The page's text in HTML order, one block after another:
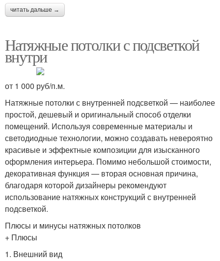
читать дальше →
Натяжные потолки с подсветкой
внутри
от 1 000 руб/п.м.
Натяжные потолки с внутренней подсветкой — наиболее
простой, дешевый и оригинальный способ отделки
помещений. Используя современные материалы и
светодиодные технологии, можно создавать невероятно
красивые и эффектные композиции для изысканного
оформления интерьера. Помимо небольшой стоимости,
декоративная функция — вторая основная причина,
благодаря которой дизайнеры рекомендуют
использование натяжных конструкций с внутренней
подсветкой.
Плюсы и минусы натяжных потолков
+ Плюсы
1. Внешний вид